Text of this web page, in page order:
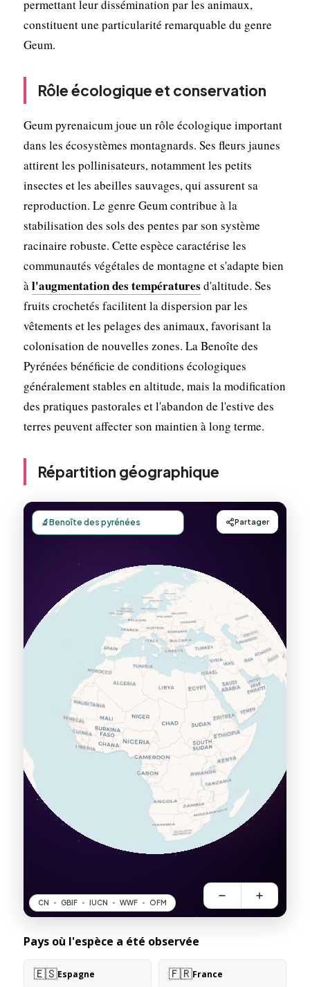
permettant leur dissémination par les animaux,
constituent une particularité remarquable du genre
Geum.
Rôle écologique et conservation
Geum pyrenaicum joue un rôle écologique important
dans les écosystèmes montagnards. Ses fleurs jaunes
attirent les pollinisateurs, notamment les petits
insectes et les abeilles sauvages, qui assurent sa
reproduction. Le genre Geum contribue à la
stabilisation des sols des pentes par son système
racinaire robuste. Cette espèce caractérise les
communautés végétales de montagne et s'adapte bien
àl'augmentation des températures d'altitude. Ses
fruits crochetés facilitent la dispersion par les
vêtements et les pelages des animaux, favorisant la
colonisation de nouvelles zones. La Benoîte des
Pyrénées bénéficie de conditions écologiques
généralement stables en altitude, mais la modification
des pratiques pastorales et l'abandon de l'estive des
terres peuvent affecter son maintien à long terme.
Répartition géographique
Pays où l'espèce a été observée
🇪🇸Espagne 🇫🇷France